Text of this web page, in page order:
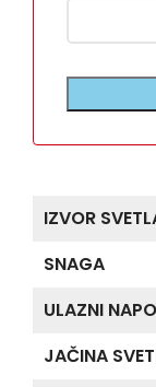
IZVOR
SNAGA
ULAZNI
JAČINA